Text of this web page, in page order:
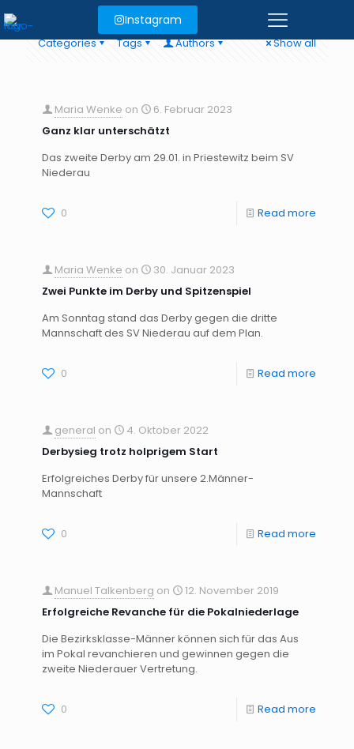
Instagram
Categories Tags Authors Show all
Maria Wenke on
6. Februar 2023
Ganz klar unterschätzt
Das zweite Derby am 29.01. in Priestewitz beim SV
Niederau
0 Read more
Maria Wenke on
30. Januar 2023
Zwei Punkte im Derby und Spitzenspiel
Am Sonntag stand das Derby gegen die dritte
Mannschaft des SV Niederau auf dem Plan.
0 Read more
general on
4. Oktober 2022
Derbysieg trotz holprigem Start
Erfolgreiches Derby für unsere 2.Männer-
Mannschaft
0 Read more
Manuel Talkenberg on
12. November 2019
Erfolgreiche Revanche für die Pokalniederlage
Die Bezirksklasse-Männer können sich für das Aus
im Pokal revanchieren und gewinnen gegen die
zweite Niederauer Vertretung.
0 Read more